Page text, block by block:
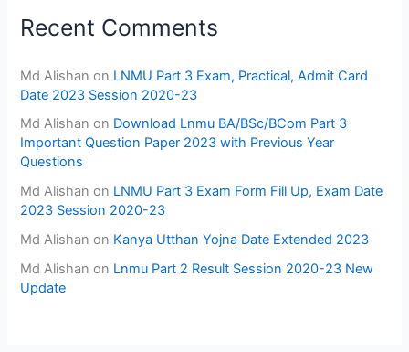
Recent Comments
Md Alishan on LNMU Part 3 Exam, Practical, Admit Card
Date 2023 Session 2020-23
Md Alishan on Download Lnmu BA/BSc/BCom Part 3
Important Question Paper 2023 with Previous Year
Questions
Md Alishan on LNMU Part 3 Exam Form Fill Up, Exam Date
2023 Session 2020-23
Md Alishan on Kanya Utthan Yojna Date Extended 2023
Md Alishan on Lnmu Part 2 Result Session 2020-23 New
Update